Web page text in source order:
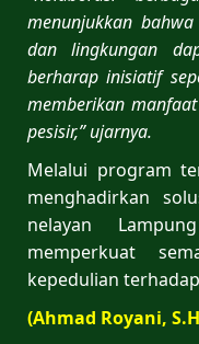
menunjukkan
dan lingkungan
berharap inisiatif
memberikan
pesisir,” ujarnya.
Melalui program
menghadirkan
nelayan
memperkuat
kepedulian
(Ahmad Royani,